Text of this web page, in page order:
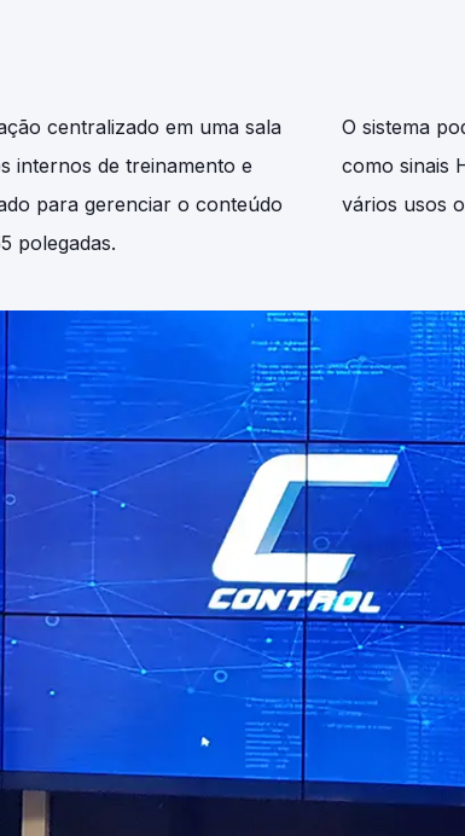
centralizado em uma sala
internos de treinamento e
para gerenciar o conteúdo
polegadas.
O sistema
como sinais
vários usos